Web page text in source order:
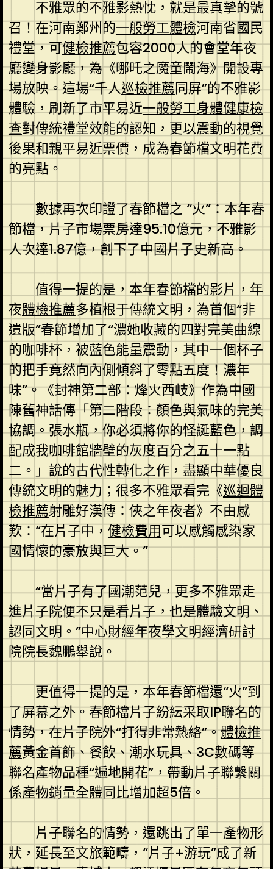
不雅眾的不雅影熱忱，就是最真摯的號
召！在河南鄭州的一般勞工體檢河南省國民
禮堂，可健檢推薦包容2000人的會堂年夜
廳變身影廳，為《哪吒之魔童鬧海》開設專
場放映。這場“千人巡檢推薦同屏”的不雅影
體驗，刷新了市平易近一般勞工身體健康檢
查對傳統禮堂效能的認知，更以震動的視覺
後果和親平易近票價，成為春節檔文明花費
的亮點。
數據再次印證了春節檔之 “火”：本年春
節檔，片子市場票房達95.10億元，不雅影
人次達1.87億，創下了中國片子史新高。
值得一提的是，本年春節檔的影片，年
夜體檢推薦多植根于傳統文明，為首個“非
遺版”春節增加了“濃她收藏的四對完美曲線
的咖啡杯，被藍色能量震動，其中一個杯子
的把手竟然向內側傾斜了零點五度！濃年
味”。《封神第二部：烽火西岐》作為中國
陳舊神話傳「第二階段：顏色與氣味的完美
協調。張水瓶，你必須將你的怪誕藍色，調
配成我咖啡館牆壁的灰度百分之五十一點
二。」說的古代性轉化之作，盡顯中華優良
傳統文明的魅力；很多不雅眾看完《巡迴體
檢推薦射雕好漢傳：俠之年夜者》不由感
歎：“在片子中，健檢費用可以感觸感染家
國情懷的豪放與巨大。”
“當片子有了國潮范兒，更多不雅眾走
進片子院便不只是看片子，也是體驗文明、
認同文明。”中心財經年夜學文明經濟研討
院院長魏鵬舉說。
更值得一提的是，本年春節檔還“火”到
了屏幕之外。春節檔片子紛紜采取IP聯名的
情勢，在片子院外“打得非常熱絡”。體檢推
薦黃金首飾、餐飲、潮水玩具、3C數碼等
聯名產物品種“遍地開花”，帶動片子聯繫關
係產物銷量全體同比增加超5倍。
片子聯名的情勢，還跳出了單一產物形
狀，延長至文旅範疇，“片子+游玩”成了新